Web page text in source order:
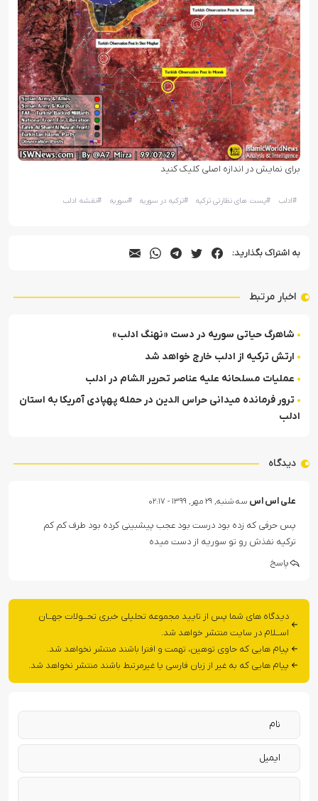
برای نمایش در اندازه اصلی کلیک کنید
#ادلب #پست های نظارتی ترکیه #ترکیه در سوریه #سوریه #نقشه ادلب
به اشتراک بگذارید:
اخبار مرتبط
شاهرگ حیاتی سوریه در دست «نهنگ ادلب»
ارتش ترکیه از ادلب خارج خواهد شد
عملیات مسلحانه علیه عناصر تحریر الشام در ادلب
ترور فرمانده میدانی حراس الدین در حمله پهپادی آمریکا به استان
ادلب
دیدگاه
علی اس اس سه شنبه, ۲۹ مهر, ۱۳۹۹ - ۰۲:۱۷
پس حرفی که زده بود درست بود عجب پیشبینی کرده بود طرف کم کم
ترکیه نفذش رو تو سوریه از دست میده
پاسخ
دیدگاه های شما پس از تایید مجموعه تحلیلی خبری تحــولات جهــان
اســلام در سایت منتشر خواهد شد.
پیام هایی که حاوی توهین، تهمت و افترا باشند منتشر نخواهد شد.
پیام هایی که به غیر از زبان فارسی یا غیرمرتبط باشند منتشر نخواهد شد.